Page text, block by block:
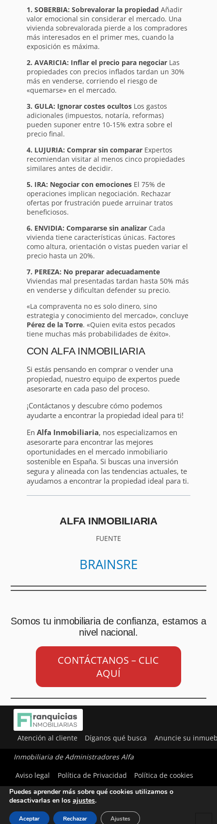
1. SOBERBIA: Sobrevalorar la propiedad Añadir
valor emocional sin considerar el mercado. Una
vivienda sobrevalorada pierde a los compradores
más interesados en el primer mes, cuando la
exposición es máxima.
2. AVARICIA: Inflar el precio para negociarLas
propiedades con precios inflados tardan un 30%
más en venderse, corriendo el riesgo de
«quemarse» en el mercado.
3. GULA: Ignorar costes ocultosLos gastos
adicionales (impuestos, notaría, reformas)
pueden suponer entre 10-15% extra sobre el
precio final.
4. LUJURIA: Comprar sin compararExpertos
recomiendan visitar al menos cinco propiedades
similares antes de decidir.
5. IRA: Negociar con emocionesEl 75% de
operaciones implican negociación. Rechazar
ofertas por frustración puede arruinar tratos
beneficiosos.
6. ENVIDIA: Compararse sin analizarCada
vivienda tiene características únicas. Factores
como altura, orientación o vistas pueden variar el
precio hasta un 20%.
7. PEREZA: No preparar adecuadamente
Viviendas mal presentadas tardan hasta 50% más
en venderse y dificultan defender su precio.
«La compraventa no es solo dinero, sino
estrategia y conocimiento del mercado», concluye
Pérez de la Torre. «Quien evita estos pecados
tiene muchas más probabilidades de éxito».
CON ALFA INMOBILIARIA
Si estás pensando en comprar o vender una
propiedad, nuestro equipo de expertos puede
asesorarte en cada paso del proceso.
¡Contáctanos y descubre cómo podemos
ayudarte a encontrar la propiedad ideal para ti!
En Alfa Inmobiliaria, nos especializamos en
asesorarte para encontrar las mejores
oportunidades en el mercado inmobiliario
sostenible en España. Si buscas una inversión
segura y alineada con las tendencias actuales, te
ayudamos a encontrar la propiedad ideal para ti.
ALFA INMOBILIARIA
FUENTE
BRAINSRE
Somos tu inmobiliaria de confianza, estamos a
nivel nacional.
CONTÁCTANOS – CLIC
AQUÍ
Atención al cliente Díganos qué busca Anuncie su
Inmobiliaria de Administradores Alfa
Aviso legal
Política de Privacidad Política de cookies
Utilizamos cookies para ofrecerte la mejor experiencia en
Puedes aprender más sobre qué cookies utilizamos o
desactivarlas en los ajustes.
Aceptar Rechazar Ajustes